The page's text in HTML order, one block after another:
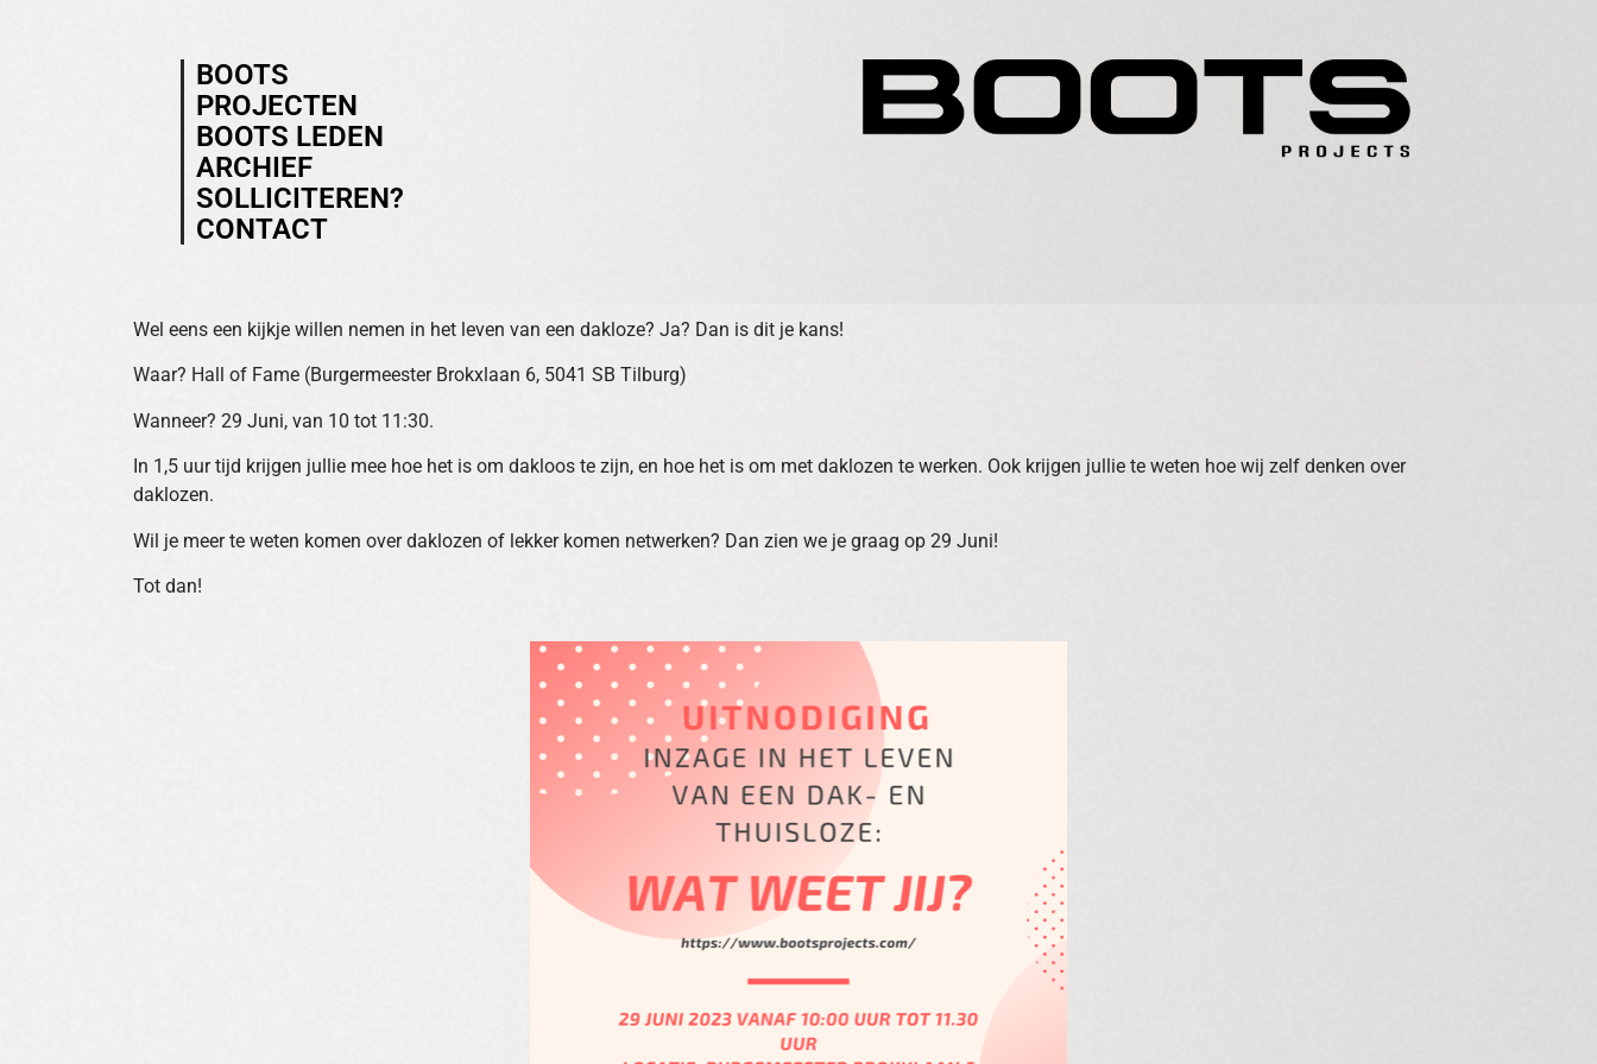
BOOTS
PROJECTEN
BOOTS LEDEN
ARCHIEF
SOLLICITEREN?
CONTACT
Wel eens een kijkje willen nemen in het leven van een dakloze? Ja? Dan is dit je kans!
Waar? Hall of Fame (Burgermeester Brokxlaan 6, 5041 SB Tilburg)
Wanneer? 29 Juni, van 10 tot 11:30.
In 1,5 uur tijd krijgen jullie mee hoe het is om dakloos te zijn, en hoe het is om met daklozen te werken. Ook krijgen jullie te weten hoe wij zelf denken over
daklozen.
Wil je meer te weten komen over daklozen of lekker komen netwerken? Dan zien we je graag op 29 Juni!
Tot dan!